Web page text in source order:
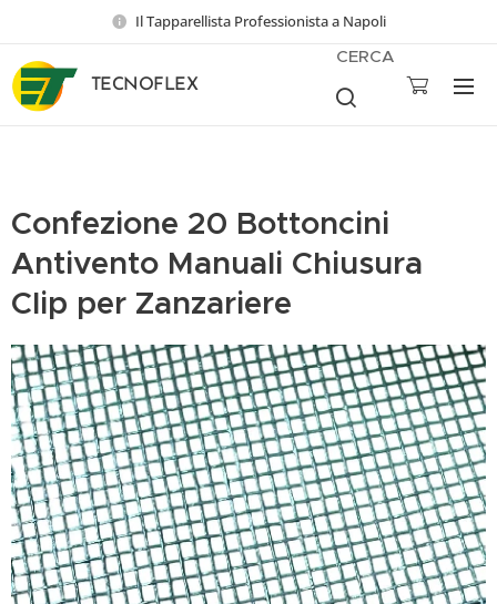
Il Tapparellista Professionista a Napoli
TECNOFLEX
CERCA
Confezione 20 Bottoncini
Antivento Manuali Chiusura
Clip per Zanzariere